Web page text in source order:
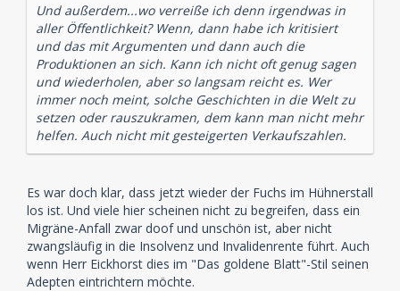
Und außerdem...wo verreiße ich denn irgendwas in
aller Öffentlichkeit? Wenn, dann habe ich kritisiert
und das mit Argumenten und dann auch die
Produktionen an sich. Kann ich nicht oft genug sagen
und wiederholen, aber so langsam reicht es. Wer
immer noch meint, solche Geschichten in die Welt zu
setzen oder rauszukramen, dem kann man nicht mehr
helfen. Auch nicht mit gesteigerten Verkaufszahlen.
Es war doch klar, dass jetzt wieder der Fuchs im Hühnerstall
los ist. Und viele hier scheinen nicht zu begreifen, dass ein
Migräne-Anfall zwar doof und unschön ist, aber nicht
zwangsläufig in die Insolvenz und Invalidenrente führt. Auch
wenn Herr Eickhorst dies im "Das goldene Blatt"-Stil seinen
Adepten eintrichtern möchte.